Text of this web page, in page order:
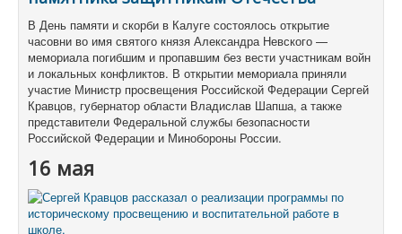
В День памяти и скорби в Калуге состоялось открытие
часовни во имя святого князя Александра Невского —
мемориала погибшим и пропавшим без вести участникам войн
и локальных конфликтов. В открытии мемориала приняли
участие Министр просвещения Российской Федерации Сергей
Кравцов, губернатор области Владислав Шапша, а также
представители Федеральной службы безопасности
Российской Федерации и Минобороны России.
16 мая